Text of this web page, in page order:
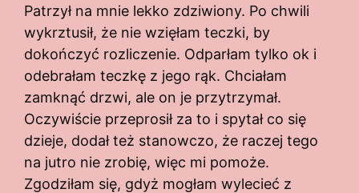
Patrzył na mnie lekko zdziwiony. Po chwili
wykrztusił, że nie wzięłam teczki, by
dokończyć rozliczenie. Odparłam tylko ok i
odebrałam teczkę z jego rąk. Chciałam
zamknąć drzwi, ale on je przytrzymał.
Oczywiście przeprosił za to i spytał co się
dzieje, dodał też stanowczo, że raczej tego
na jutro nie zrobię, więc mi pomoże.
Zgodziłam się, gdyż mogłam wylecieć z